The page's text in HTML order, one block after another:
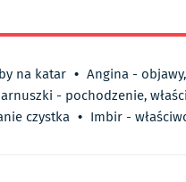
na katar • Angina -
- pochodzenie,
czystka • Imbir -